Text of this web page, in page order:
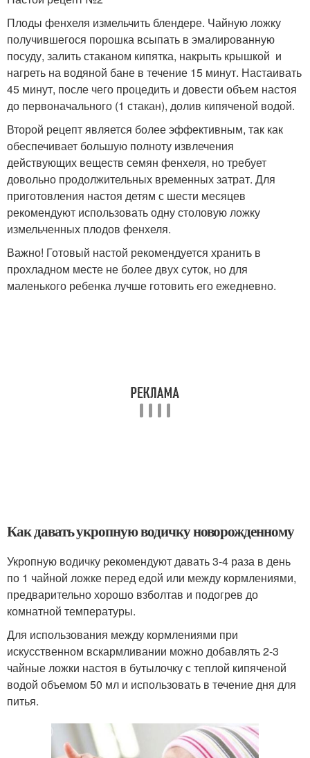
Плоды фенхеля измельчить блендере. Чайную ложку
получившегося порошка всыпать в эмалированную
посуду, залить стаканом кипятка, накрыть крышкой и
нагреть на водяной бане в течение 15 минут. Настаивать
45 минут, после чего процедить и довести объем настоя
до первоначального (1 стакан), долив кипяченой водой.
Второй рецепт является более эффективным, так как
обеспечивает большую полноту извлечения
действующих веществ семян фенхеля, но требует
довольно продолжительных временных затрат. Для
приготовления настоя детям с шести месяцев
рекомендуют использовать одну столовую ложку
измельченных плодов фенхеля.
Важно! Готовый настой рекомендуется хранить в
прохладном месте не более двух суток, но для
маленького ребенка лучше готовить его ежедневно.
Как давать укропную водичку новорожденному
Укропную водичку рекомендуют давать 3-4 раза в день
по 1 чайной ложке перед едой или между кормлениями,
предварительно хорошо взболтав и подогрев до
комнатной температуры.
Для использования между кормлениями при
искусственном вскармливании можно добавлять 2-3
чайные ложки настоя в бутылочку с теплой кипяченой
водой объемом 50 мл и использовать в течение дня для
питья.